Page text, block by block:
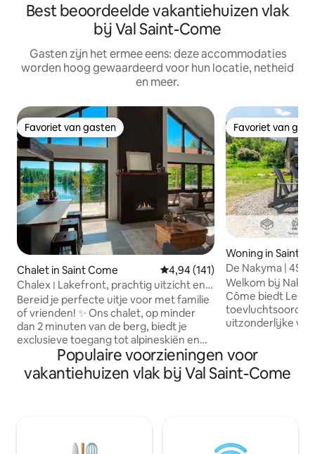
Best beoordeelde vakantiehuizen vlak
bij Val Saint-Come
Gasten zijn het ermee eens: deze accommodaties
worden hoog gewaardeerd voor hun locatie, netheid
en meer.
Favoriet van gasten
Favoriet van gasten
Chalet in Saint Come Gemiddelde beoordeling van
4,94 (141)
Chalex ׀ Lakefront, prachtig uitzicht en
skiën (1 km)
Bereid je perfecte uitje voor met familie
of vrienden! ✨ Ons chalet, op minder
dan 2 minuten van de berg, biedt je
exclusieve toegang tot alpineskiën en
wandelpaden. Het uitzonderlijke
uitzicht op het meer vanuit onze
accommodatie met 2 verdiepingen
buitenhaard, een professionele
Favoriet van
Favoriet van
Woning in Saint
De Nakyma |
Vuurplaats | St-
Welkom bij Nakyma! ✦ Gelegen
Côme biedt Le
toevluchtsoord in
uitzonderlijke vakantie!✦ •
fauna en flora van
adembenemend
buitenhaard om
en smart-tv •
Populaire voorzieningen voor
vakantiehuizen vlak bij Val Saint-Come